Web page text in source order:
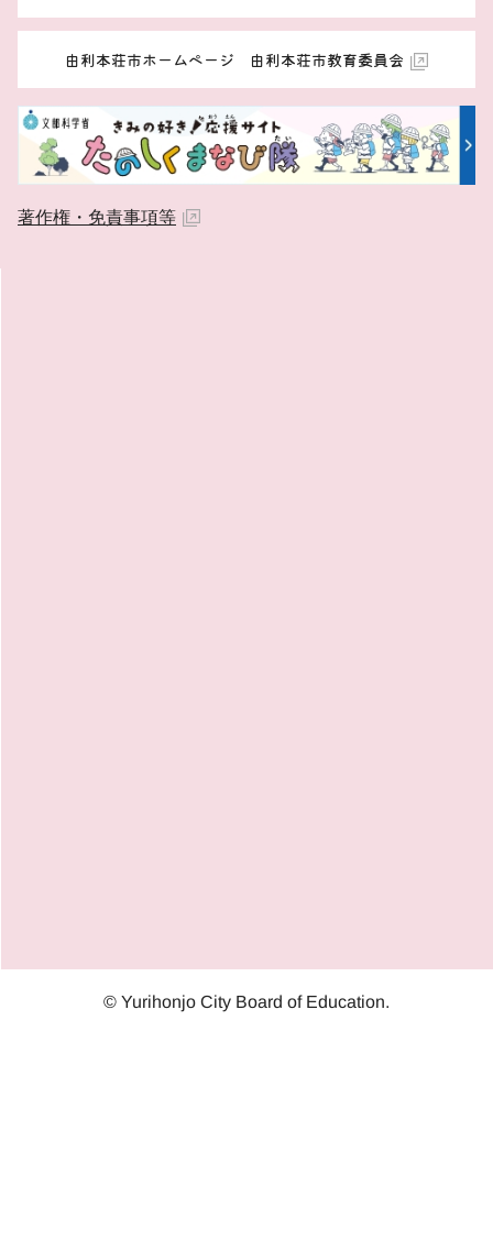
由利本荘市ホームページ 由利本荘市教育委員会
著作権・免責事項等
© Yurihonjo City Board of Education.